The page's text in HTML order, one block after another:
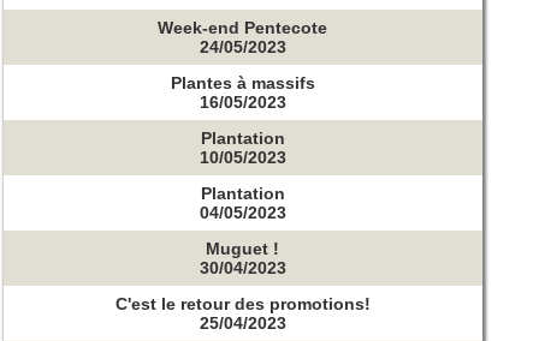
Week-end Pentecote
24/05/2023
Plantes à massifs
16/05/2023
Plantation
10/05/2023
Plantation
04/05/2023
Muguet !
30/04/2023
C'est le retour des promotions!
25/04/2023